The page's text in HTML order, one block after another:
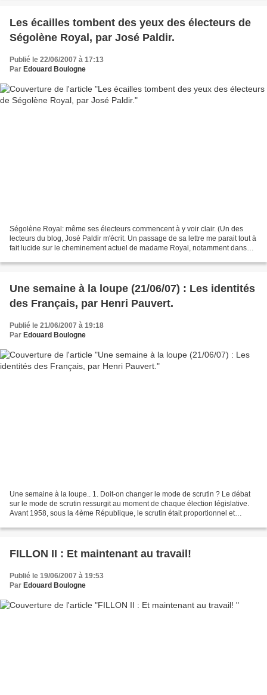
Les écailles tombent des yeux des électeurs de
Ségolène Royal, par José Paldir.
Publié le 22/06/2007 à 17:13
Par Edouard Boulogne
Ségolène Royal: même ses électeurs commencent à y voir clair. (Un des
lecteurs du blog, José Paldir m'écrit. Un passage de sa lettre me parait tout à
fait lucide sur le cheminement actuel de madame Royal, notamment dans
Une semaine à la loupe (21/06/07) : Les identités
des Français, par Henri Pauvert.
Publié le 21/06/2007 à 19:18
Par Edouard Boulogne
Une semaine à la loupe.. 1. Doit-on changer le mode de scrutin ? Le débat
sur le mode de scrutin ressurgit au moment de chaque élection législative.
Avant 1958, sous la 4ème République, le scrutin était proportionnel et
FILLON II : Et maintenant au travail!
Publié le 19/06/2007 à 19:53
Par Edouard Boulogne